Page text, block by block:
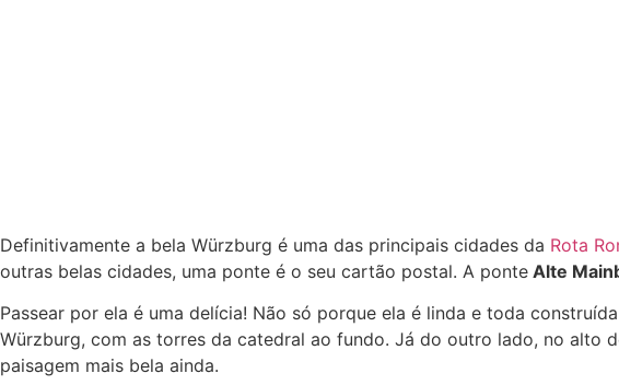
Definitivamente a bela Würzburg é uma das principais cidades da Rota
outras belas cidades, uma ponte é o seu cartão postal. A ponte Alte
Passear por ela é uma delícia! Não só porque ela é linda e toda
Würzburg, com as torres da catedral ao fundo. Já do outro lado, no alto
paisagem mais bela ainda.